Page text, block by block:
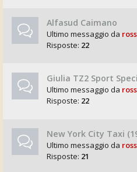
Alfasud Caimano
Ultimo messaggio da
Risposte: 22
Giulia TZ2 Sport
Ultimo messaggio da
Risposte: 22
New York City Taxi
Ultimo messaggio da
Risposte: 21